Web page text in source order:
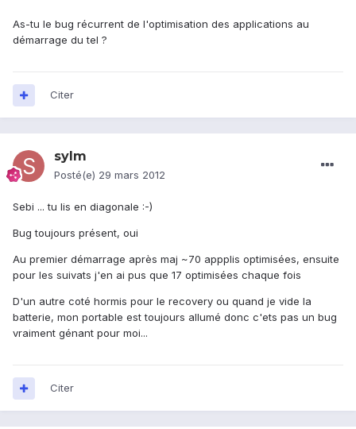
As-tu le bug récurrent de l'optimisation des applications au
démarrage du tel ?
Citer
sylm
Posté(e) 29 mars 2012
Sebi ... tu lis en diagonale :-)
Bug toujours présent, oui
Au premier démarrage après maj ~70 appplis optimisées, ensuite
pour les suivats j'en ai pus que 17 optimisées chaque fois
D'un autre coté hormis pour le recovery ou quand je vide la
batterie, mon portable est toujours allumé donc c'ets pas un bug
vraiment génant pour moi...
Citer